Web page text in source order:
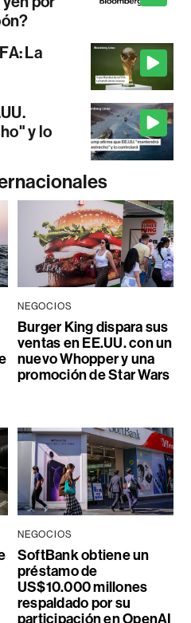
La
y lo
NEGOCIOS
Burger King dispara sus
ventas en EE.UU. con un
nuevo Whopper y una
promoción de Star Wars
NEGOCIOS
SoftBank obtiene un
préstamo de
US$10.000 millones
respaldado por su
participación en OpenAI